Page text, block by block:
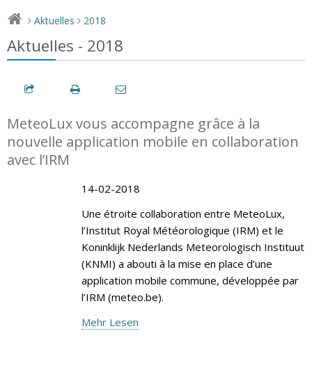
> Aktuelles > 2018
Aktuelles - 2018
MeteoLux vous accompagne grâce à la
nouvelle application mobile en collaboration
avec l’IRM
14-02-2018
Une étroite collaboration entre MeteoLux,
l’Institut Royal Météorologique (IRM) et le
Koninklijk Nederlands Meteorologisch Instituut
(KNMI) a abouti à la mise en place d’une
application mobile commune, développée par
l’IRM (meteo.be).
Mehr Lesen